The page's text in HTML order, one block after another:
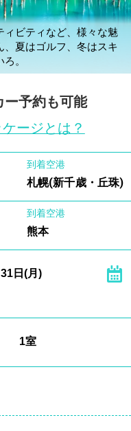
ィビティなど、様々な魅
、夏はゴルフ、冬はスキ
。
ー予約も可能
ージとは？
到着空港
札幌(新千歳・丘珠)
到着空港
熊本